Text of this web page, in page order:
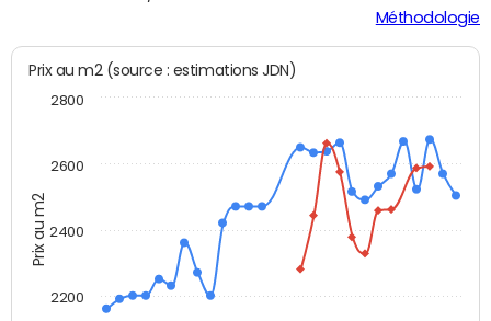
Méthodologie
Prix au m2
Prix au m2 (source : estimations JDN)
2200
2400
2600
2800